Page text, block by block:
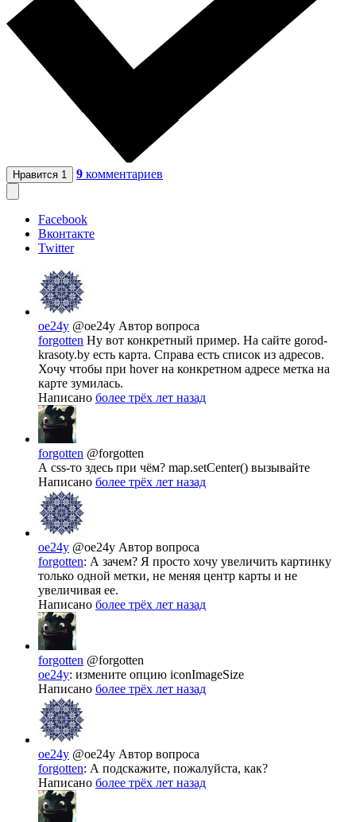
Нравится 1 9 комментариев
Facebook
Вконтакте
Twitter
oe24y @oe24y Автор вопроса
forgotten Ну вот конкретный пример. На сайте gorod-
krasoty.by есть карта. Справа есть список из адресов.
Хочу чтобы при hover на конкретном адресе метка на
карте зумилась.
Написано более трёх лет назад
forgotten @forgotten
А css-то здесь при чём? map.setCenter() вызывайте
Написано более трёх лет назад
oe24y @oe24y Автор вопроса
forgotten: А зачем? Я просто хочу увеличить картинку
только одной метки, не меняя центр карты и не
увеличивая ее.
Написано более трёх лет назад
forgotten @forgotten
oe24y: измените опцию iconImageSize
Написано более трёх лет назад
oe24y @oe24y Автор вопроса
forgotten: А подскажите, пожалуйста, как?
Написано более трёх лет назад